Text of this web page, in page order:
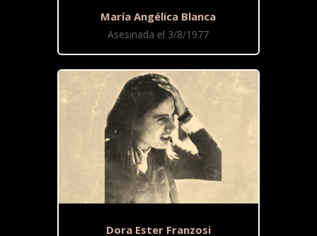
María Angélica Blanca
Asesinada el 3/8/1977
Dora Ester Franzosi